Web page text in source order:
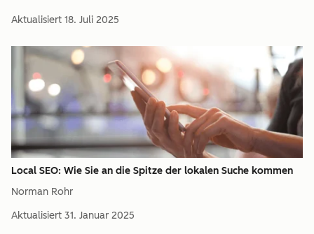
Aktualisiert 18. Juli 2025
Local SEO: Wie Sie an die Spitze der lokalen Suche kommen
Norman Rohr
Aktualisiert 31. Januar 2025